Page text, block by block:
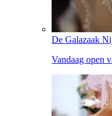
De Galazaak
Vandaag open